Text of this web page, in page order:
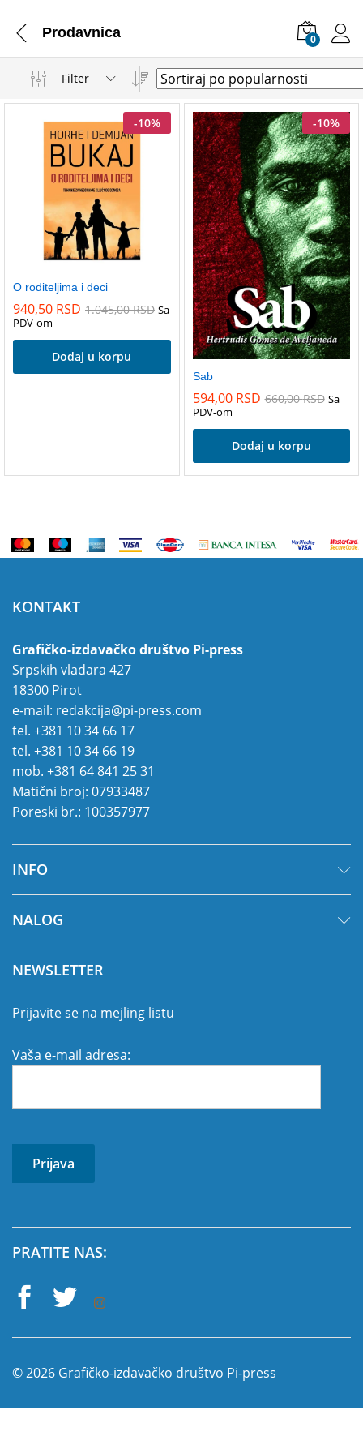
Prodavnica 0
Filter
-10%
O roditeljima i deci
940,50 RSD 1.045,00RSD Sa
PDV-om
Dodaj u korpu
-10%
Sab
594,00 RSD 660,00RSD Sa
PDV-om
Dodaj u korpu
KONTAKT
Grafičko-izdavačko društvo Pi-press
Srpskih vladara 427
18300 Pirot
e-mail: redakcija@pi-press.com
tel. +381 10 34 66 17
tel. +381 10 34 66 19
mob. +381 64 841 25 31
Matični broj: 07933487
Poreski br.: 100357977
INFO
NALOG
NEWSLETTER
Prijavite se na mejling listu
Vaša e-mail adresa:
PRATITE NAS:
© 2026 Grafičko-izdavačko društvo Pi-press